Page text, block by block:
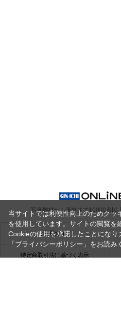
写真機材から素材まで10000点以上
ご利用ガイド
特定商取引法に基づく表示
当サイトでは利便性向上のためクッ
を使用しています。サイトの閲覧を
Cookieの使用を承諾したことになり
「プライバシーポリシー」 をお読み